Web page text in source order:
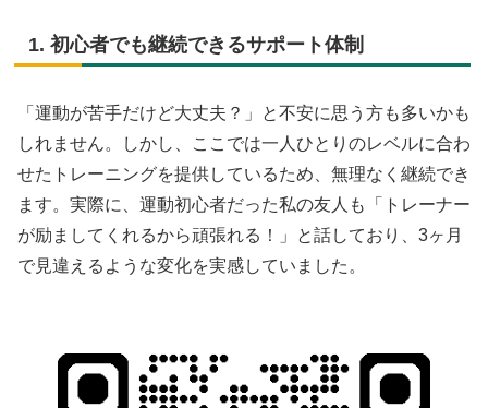
1. 初心者でも継続できるサポート体制
「運動が苦手だけど大丈夫？」と不安に思う方も多いかも
しれません。しかし、ここでは一人ひとりのレベルに合わ
せたトレーニングを提供しているため、無理なく継続でき
ます。実際に、運動初心者だった私の友人も「トレーナー
が励ましてくれるから頑張れる！」と話しており、3ヶ月
で見違えるような変化を実感していました。